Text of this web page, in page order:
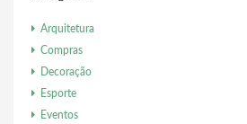
Arquitetura
Compras
Decoração
Esporte
Eventos